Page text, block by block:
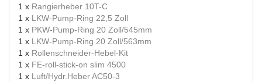
1 x Rangierheber 10T-C
1 x LKW-Pump-Ring 22,5 Zoll
1 x PKW-Pump-Ring 20 Zoll/545mm
1 x LKW-Pump-Ring 20 Zoll/563mm
1 x Rollenschneider-Hebel-Kit
1 x FE-roll-stick-on slim 4500
1 x Luft/Hydr.Heber AC50-3